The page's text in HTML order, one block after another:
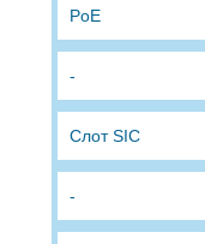
PoE
-
Слот SIC
-